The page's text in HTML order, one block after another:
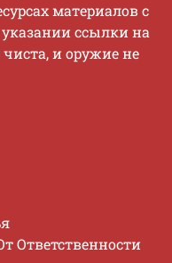
мaтepиaлoв c
ccылки нa
и opужиe нe
Ответственности